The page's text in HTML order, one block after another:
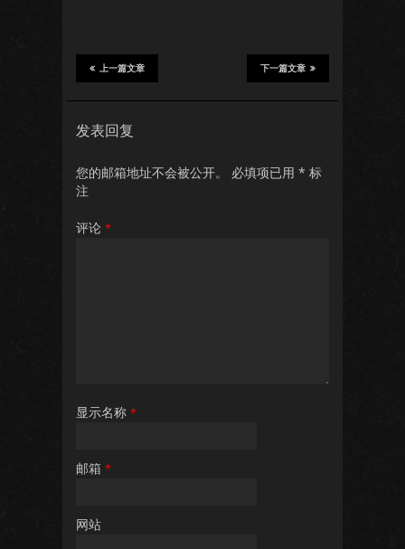
下一篇文章
上一篇文章
发表回复
您的邮箱地址不会被公开。 必填项已用 * 标
注
评论 *
显示名称 *
邮箱 *
网站